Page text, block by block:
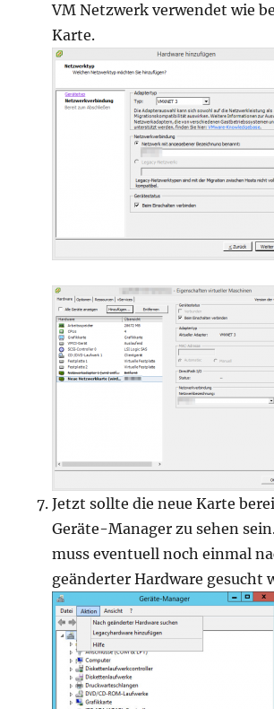
VM Netzwerk verwendet wie
Karte.
Jetzt sollte die neue Karte
Geräte-Manager zu sehen
muss eventuell noch einmal
geänderter Hardware gesucht